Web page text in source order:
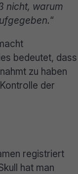
nicht, warum
“
bedeutet, dass
zu haben
der
registriert
hat man